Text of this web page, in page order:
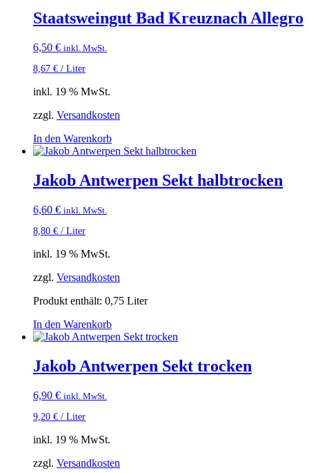
Staatsweingut Bad Kreuznach Allegro
6,50 € inkl. MwSt.
8,67 € / Liter
inkl. 19 % MwSt.
zzgl. Versandkosten
In den Warenkorb
Jakob Antwerpen Sekt halbtrocken
6,60 € inkl. MwSt.
8,80 € / Liter
inkl. 19 % MwSt.
zzgl. Versandkosten
Produkt enthält: 0,75 Liter
In den Warenkorb
Jakob Antwerpen Sekt trocken
6,90 € inkl. MwSt.
9,20 € / Liter
inkl. 19 % MwSt.
zzgl. Versandkosten